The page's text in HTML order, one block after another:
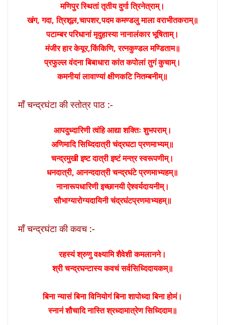
मणिपुर स्थितां तृतीय दुर्गा त्रिनेत्राम्।
खंग, गदा, त्रिशूल,चापशर,पदम कमण्डलु माला वराभीतकराम्॥
पटाम्बर परिधानां मृदुहास्या नानालंकार भूषिताम्।
मंजीर हार केयूर,किंकिणि, रत्नकुण्डल मण्डिताम॥
प्रफुल्ल वंदना बिबाधारा कांत कपोलां तुगं कुचाम्।
कमनीयां लावाण्यां क्षीणकटि नितम्बनीम्॥
माँ चन्द्रघंटा की स्तोत्र पाठ :-
आपदुध्दारिणी त्वंहि आद्या शक्तिः शुभपराम्।
अणिमादि सिध्दिदात्री चंद्रघटा प्रणमाभ्यम्॥
चन्द्रमुखी इष्ट दात्री इष्टं मन्त्र स्वरूपणीम्।
धनदात्री, आनन्ददात्री चन्द्रघंटे प्रणमाभ्यहम्॥
नानारूपधारिणी इच्छानयी ऐश्वर्यदायनीम्।
सौभाग्यारोग्यदायिनी चंद्रघंटप्रणमाभ्यहम्॥
माँ चन्द्रघंटा की कवच :-
रहस्यं श्रुणु वक्ष्यामि शैवेशी कमलानने।
श्री चन्द्रघन्टास्य कवचं सर्वसिध्दिदायकम्॥
बिना न्यासं बिना विनियोगं बिना शापोध्दा बिना होमं।
स्नानं शौचादि नास्ति श्रध्दामात्रेण सिध्दिदाम॥